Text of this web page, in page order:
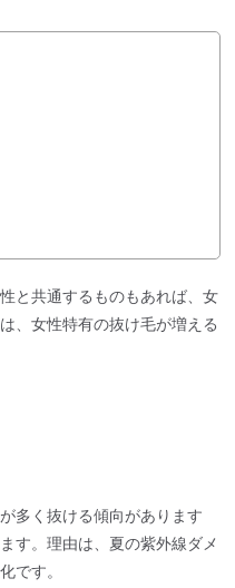
と共通するものもあれば、女
、女性特有の抜け毛が増える
多く抜ける傾向があります
す。理由は、夏の紫外線ダメ
です。